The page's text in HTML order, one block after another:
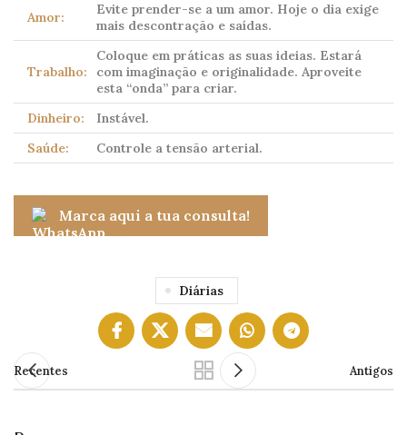
Amor:
Evite prender-se a um amor. Hoje o dia exige
mais descontração e saídas.
Trabalho:
Coloque em práticas as suas ideias. Estará
com imaginação e originalidade. Aproveite
esta “onda” para criar.
Dinheiro:
Instável.
Saúde:
Controle a tensão arterial.
Marca aqui a tua consulta!
Diárias
Recentes Antigos